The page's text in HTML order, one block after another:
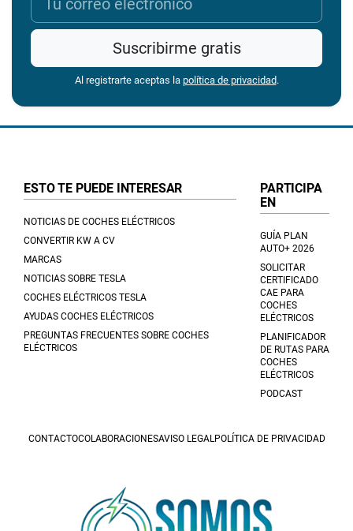
Suscribirme gratis
Al registrarte aceptas la política de privacidad.
ESTO TE PUEDE INTERESAR
NOTICIAS DE COCHES ELÉCTRICOS
CONVERTIR KW A CV
MARCAS
NOTICIAS SOBRE TESLA
COCHES ELÉCTRICOS TESLA
AYUDAS COCHES ELÉCTRICOS
PREGUNTAS FRECUENTES SOBRE COCHES
ELÉCTRICOS
PARTICIPA
EN
GUÍA PLAN
AUTO+ 2026
SOLICITAR
CERTIFICADO
CAE PARA
COCHES
ELÉCTRICOS
PLANIFICADOR
DE RUTAS PARA
COCHES
ELÉCTRICOS
PODCAST
CONTACTOCOLABORACIONESAVISO LEGAL POLÍTICA DE PRIVACIDAD